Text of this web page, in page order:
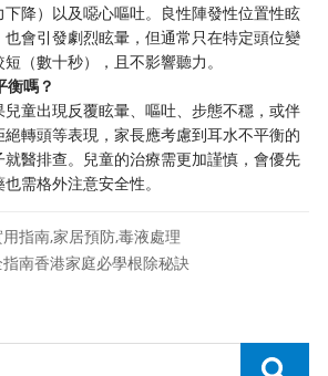
下降）以及噁心嘔吐。良性陣發性位置性眩
會引發劇烈眩暈，但通常只在特定頭位變
（數十秒），且不影響聽力。
衡嗎？
童出現反覆眩暈、嘔吐、步態不穩，或伴
轉頭等表現，家長應考慮到耳水不平衡的
醫排查。兒童的治療需更加謹慎，會優先
需格外注意安全性。
指南,家居預防,毒液處理
南香港家庭必學根除秘訣